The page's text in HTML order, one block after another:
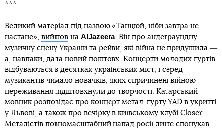
***
Великий матеріал під назвою «Танцюй, ніби завтра не
настане», вийшов на AlJazeera. Він про андеграундну
музичну сцену України та рейви, які війна не придушила ―
а, навпаки, дала новий поштовх. Концерти молодих гуртів
відбуваються в десятках українських міст, і серед
музикантів чимало новачків, яких спричинені війною
переживання підштовхнули до творчості. Катарський
мовник розповідає про концерт метал-гурту YAD в укритті
у Львові, а також про вечірку в київському клубі Closer.
Металістів повномасштабний напад росії лише спонукав